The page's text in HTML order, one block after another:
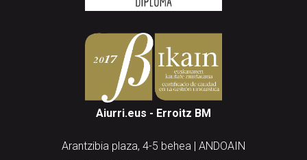
Aiurri.eus - Erroitz BM
Arantzibia plaza, 4-5 behea | ANDOAIN